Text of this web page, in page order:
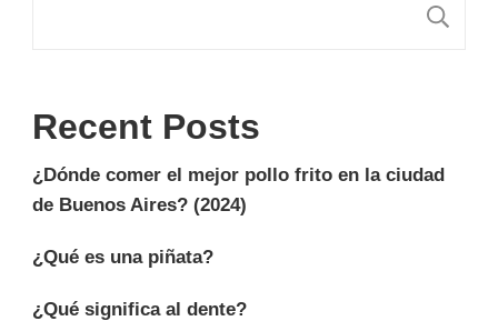
Recent Posts
¿Dónde comer el mejor pollo frito en la ciudad
de Buenos Aires? (2024)
¿Qué es una piñata?
¿Qué significa al dente?